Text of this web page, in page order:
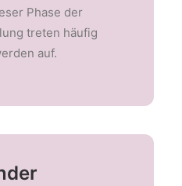
Phase der
treten häufig
auf.